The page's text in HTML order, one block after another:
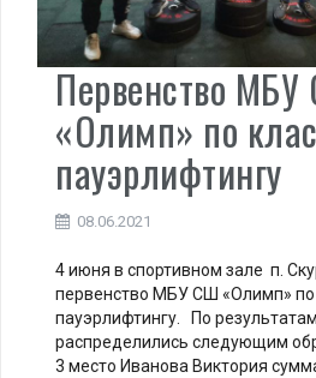
Первенство
«Олимп» по
пауэрлифтингу
08.06.2021
4 июня в спортивном зале п.
первенство МБУ СШ «Олимп» по
пауэрлифтингу. По
распределились следующим
3 место Иванова Виктория